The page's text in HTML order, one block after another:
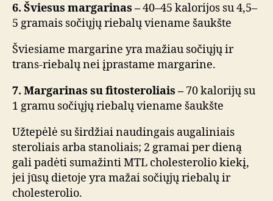
6. Šviesus margarinas –40–45 kalorijos su 4,5–
5 gramais sočiųjų riebalų viename šaukšte
Šviesiame margarine yra mažiau sočiųjų ir
trans-riebalų nei įprastame margarine.
7. Margarinas su fitosteroliais – 70 kalorijų su
1 gramu sočiųjų riebalų viename šaukšte
Užtepėlė su širdžiai naudingais augaliniais
steroliais arba stanoliais; 2 gramai per dieną
gali padėti sumažinti MTL cholesterolio kiekį,
jei jūsų dietoje yra mažai sočiųjų riebalų ir
cholesterolio.